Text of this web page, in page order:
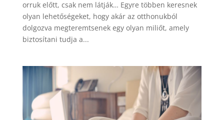
orruk előtt, csak nem látják… Egyre többen keresnek
olyan lehetőségeket, hogy akár az otthonukból
dolgozva megteremtsenek egy olyan miliőt, amely
biztosítani tudja a...